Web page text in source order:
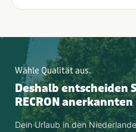
Wähle Qualität aus.
Deshalb entscheiden
RECRON
Dein Urlaub in den